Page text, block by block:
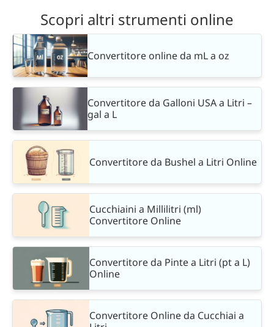
Scopri altri strumenti online
Convertitore online da mL a oz
Convertitore da Galloni USA a Litri –
gal a L
Convertitore da Bushel a Litri Online
Cucchiaini a Millilitri (ml)
Convertitore Online
Convertitore da Pinte a Litri (pt a L)
Online
Convertitore Online da Cucchiai a